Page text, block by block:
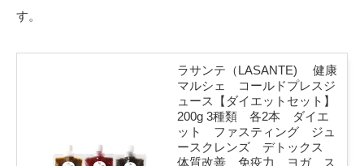
す。
ラサンテ（LASANTE) 健康
マルシェ コールドプレスジ
ュース【ダイエットセット】
200g 3種類 各2本 ダイエ
ット ファスティング ジュ
ースクレンズ デトックス
体質改善 免疫力 ヨガ ス